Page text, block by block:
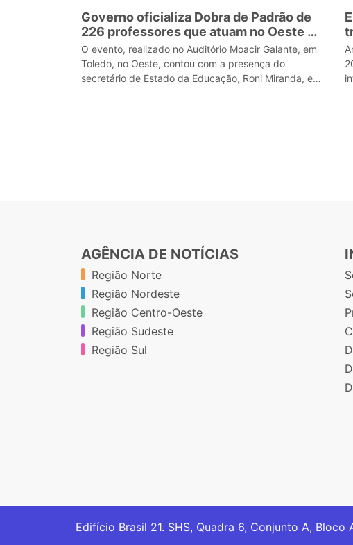
Governo oficializa Dobra de Padrão de
226 professores que atuam no Oeste do
Estado
O evento, realizado no Auditório Moacir Galante, em
Toledo, no Oeste, contou com a presença do
secretário de Estado da Educação, Roni Miranda, e
AGÊNCIA DE NOTÍCIAS
Região Norte
Região Nordeste
Região Centro-Oeste
Região Sudeste
Região Sul
Edifício Brasil 21. SHS, Quadra 6, Conjunto A,